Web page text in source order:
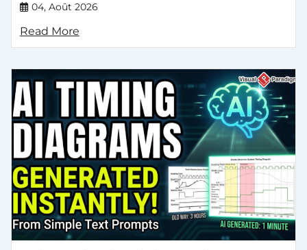
04, Août 2026
Read More